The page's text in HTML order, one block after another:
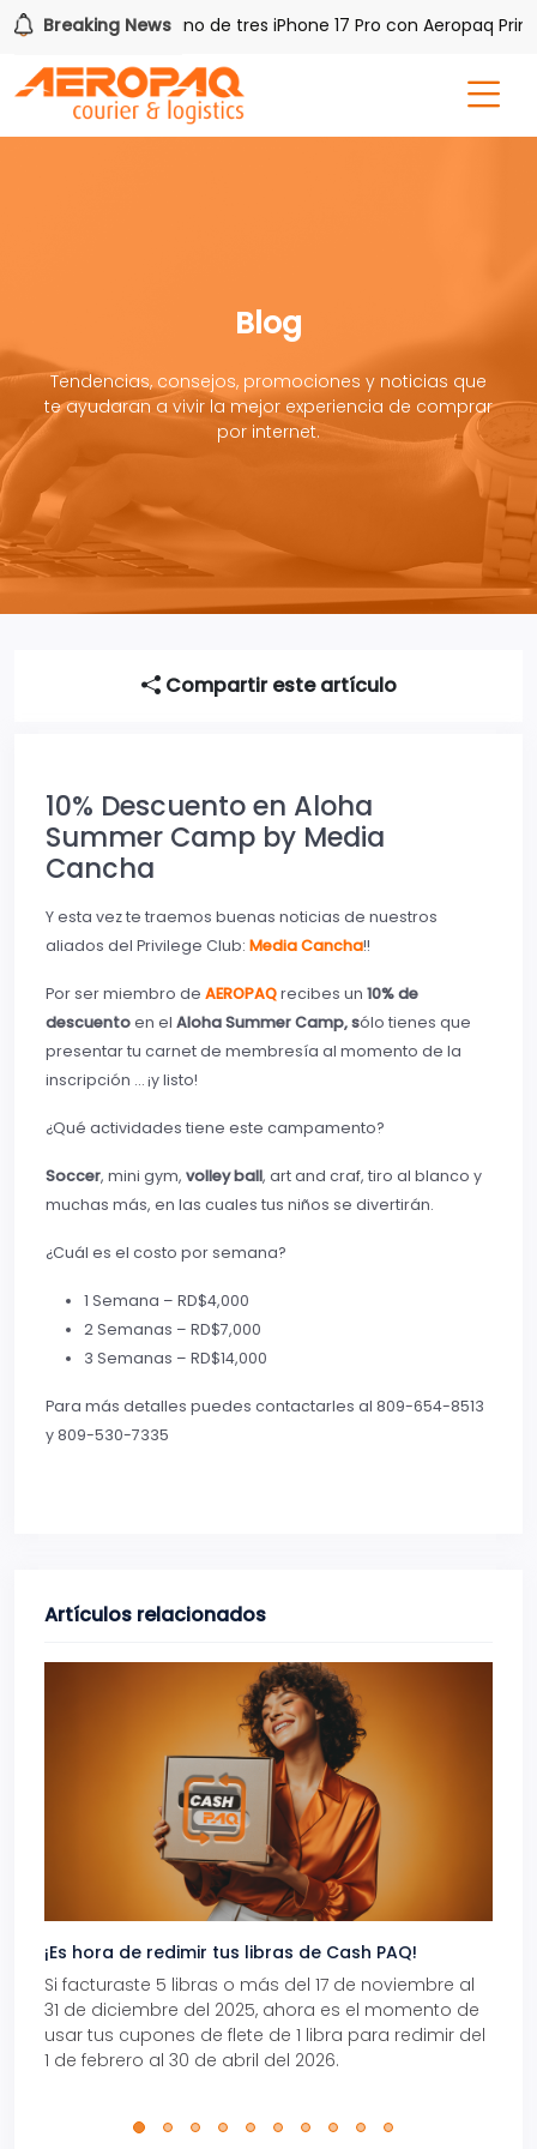
Breaking News
Gana uno de tres iPhone 17 Pro con Aeropaq Prime
Blog
Tendencias, consejos, promociones y noticias que
te ayudaran a vivir la mejor experiencia de comprar
por internet.
Compartir este artículo
10% Descuento en Aloha
Summer Camp by Media
Cancha
Y esta vez te traemos buenas noticias de nuestros
aliados del Privilege Club: Media Cancha!!
Por ser miembro de AEROPAQrecibes un 10% de
descuentoen el Aloha Summer Camp, sólo tienes que
presentar tu carnet de membresía al momento de la
inscripción … ¡y listo!
¿Qué actividades tiene este campamento?
Soccer, mini gym, volley ball, art and craf, tiro al blanco y
muchas más, en las cuales tus niños se divertirán.
¿Cuál es el costo por semana?
1 Semana – RD$4,000
2 Semanas – RD$7,000
3 Semanas – RD$14,000
Para más detalles puedes contactarles al 809-654-8513
y 809-530-7335
Artículos relacionados
¡Es hora de redimir tus libras de Cash PAQ!
Si facturaste 5 libras o más del 17 de noviembre al
31 de diciembre del 2025, ahora es el momento de
usar tus cupones de flete de 1 libra para redimir del
1 de febrero al 30 de abril del 2026.